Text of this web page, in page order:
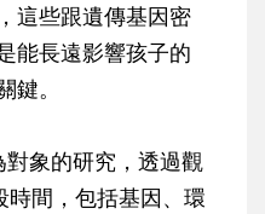
這些跟遺傳基因密
能長遠影響孩子的
。
象的研究，透過觀
間，包括基因、環